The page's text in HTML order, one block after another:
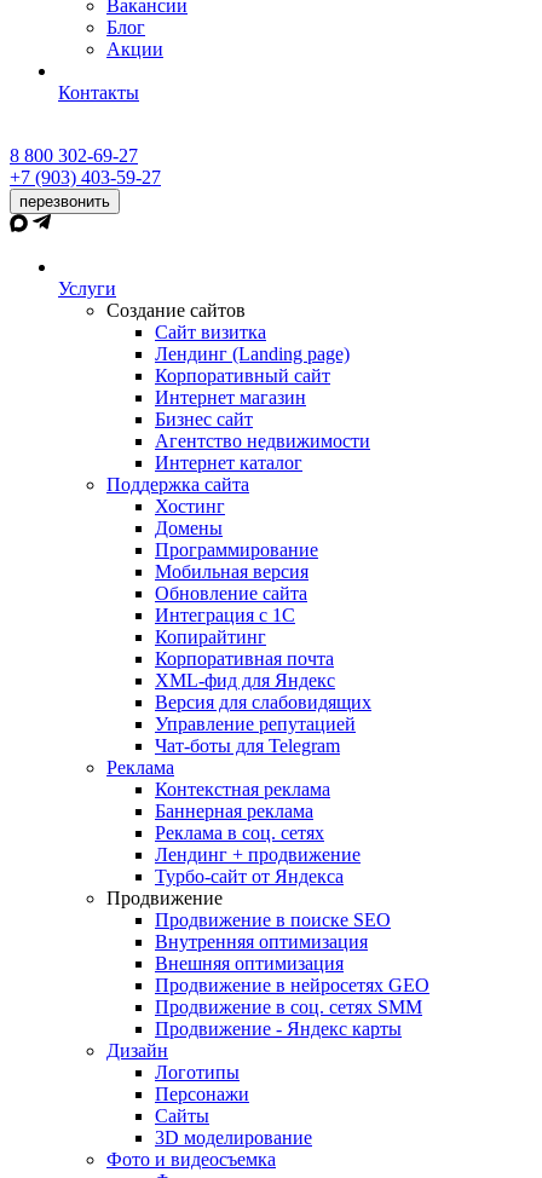
Вакансии
Блог
Акции
Контакты
8 800 302-69-27
+7 (903) 403-59-27
перезвонить
Услуги
Создание сайтов
Сайт визитка
Лендинг (Landing page)
Корпоративный сайт
Интернет магазин
Бизнес сайт
Агентство недвижимости
Интернет каталог
Поддержка сайта
Хостинг
Домены
Программирование
Мобильная версия
Обновление сайта
Интеграция с 1С
Копирайтинг
Корпоративная почта
XML-фид для Яндекс
Версия для слабовидящих
Управление репутацией
Чат-боты для Telegram
Реклама
Контекстная реклама
Баннерная реклама
Реклама в соц. сетях
Лендинг + продвижение
Турбо-сайт от Яндекса
Продвижение
Продвижение в поиске SEO
Внутренняя оптимизация
Внешняя оптимизация
Продвижение в нейросетях GEO
Продвижение в соц. сетях SMM
Продвижение - Яндекс карты
Дизайн
Логотипы
Персонажи
Сайты
3D моделирование
Фото и видеосъемка